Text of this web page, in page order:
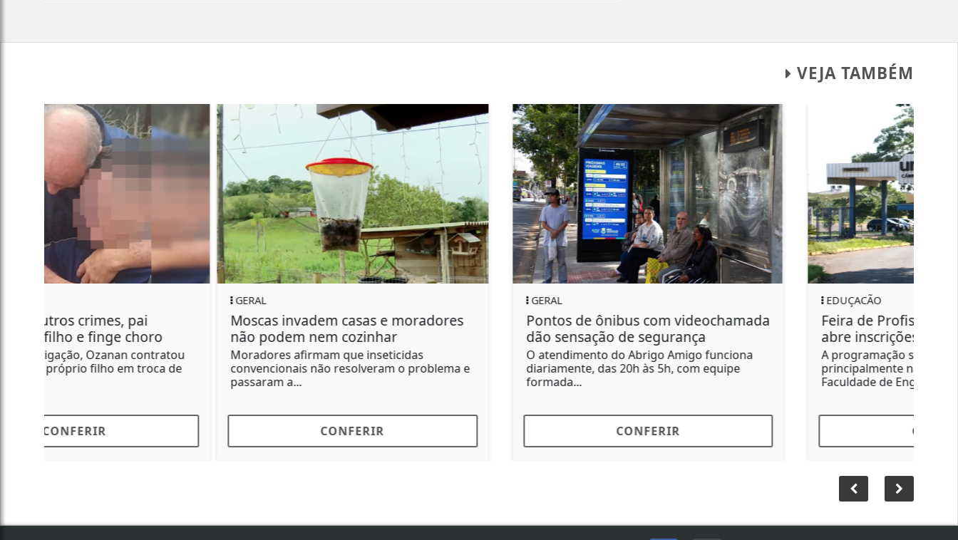
VEJA TAMBÉM
Moscas invadem casas e moradores
não podem nem cozinhar
Moradores afirmam que inseticidas
convencionais não resolveram o problema e
Pontos de ônibus com videochamada
dão sensação de segurança
O atendimento do Abrigo Amigo funciona
diariamente, das 20h às 5h, com equipe
Feira de Profissões da Unesp Bauru
abre inscrições gratuitas
A programação será realizada
principalmente nas dependências da